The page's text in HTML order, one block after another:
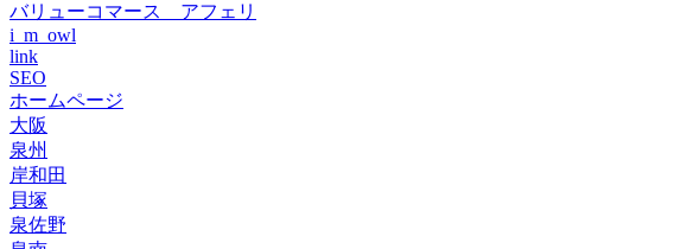
バリューコマース アフェリ
i_m_owl
link
SEO
ホームページ
大阪
泉州
岸和田
貝塚
泉佐野